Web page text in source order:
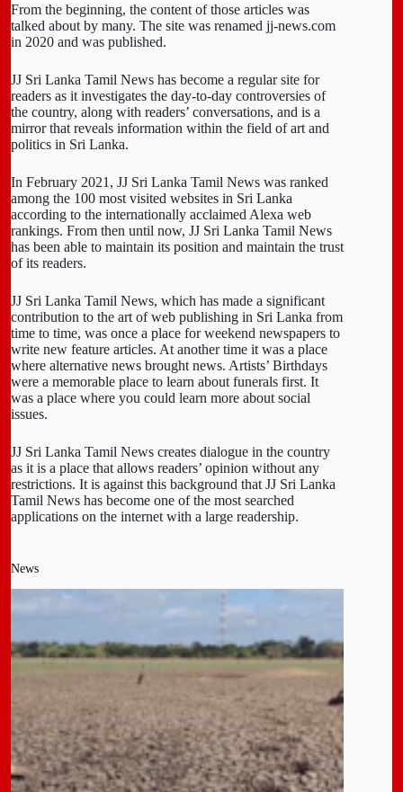
From the beginning, the content of those articles was
talked about by many. The site was renamed jj-news.com
in 2020 and was published.
JJ Sri Lanka Tamil News has become a regular site for
readers as it investigates the day-to-day controversies of
the country, along with readers’ conversations, and is a
mirror that reveals information within the field of art and
politics in Sri Lanka.
In February 2021, JJ Sri Lanka Tamil News was ranked
among the 100 most visited websites in Sri Lanka
according to the internationally acclaimed Alexa web
rankings. From then until now, JJ Sri Lanka Tamil News
has been able to maintain its position and maintain the trust
of its readers.
JJ Sri Lanka Tamil News, which has made a significant
contribution to the art of web publishing in Sri Lanka from
time to time, was once a place for weekend newspapers to
write new feature articles. At another time it was a place
where alternative news brought news. Artists’ Birthdays
were a memorable place to learn about funerals first. It
was a place where you could learn more about social
issues.
JJ Sri Lanka Tamil News creates dialogue in the country
as it is a place that allows readers’ opinion without any
restrictions. It is against this background that JJ Sri Lanka
Tamil News has become one of the most searched
applications on the internet with a large readership.
News